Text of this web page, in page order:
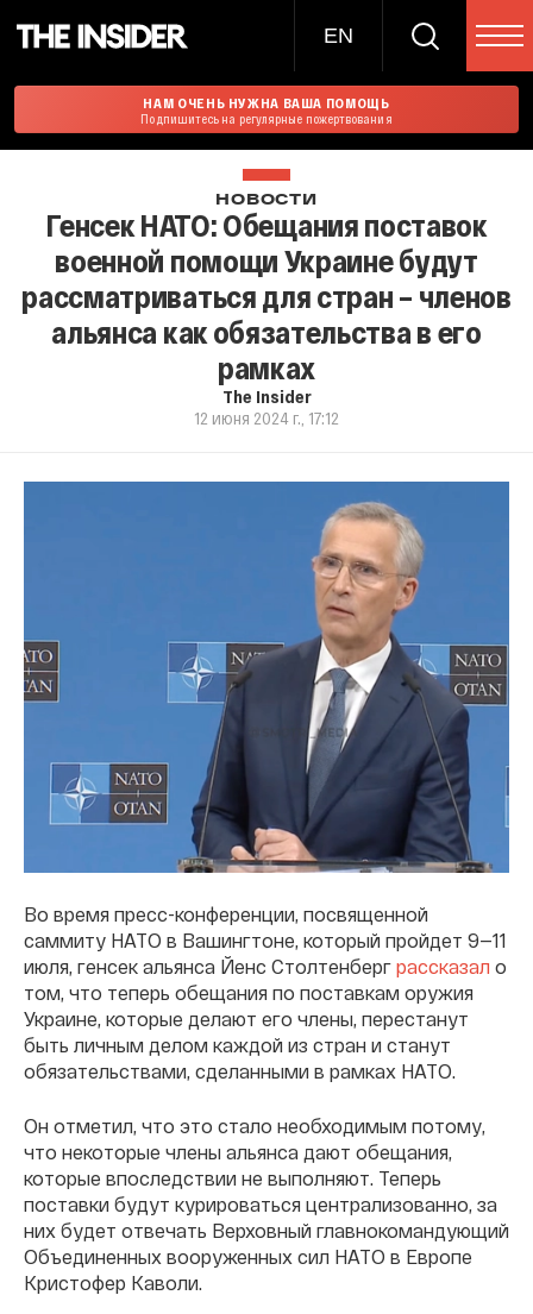
EN
НАМ ОЧЕНЬ НУЖНА ВАША ПОМОЩЬ
Подпишитесь на регулярные пожертвования
НОВОСТИ
Генсек НАТО: Обещания поставок
военной помощи Украине будут
рассматриваться для стран – членов
альянса как обязательства в его
рамках
The Insider
12 июня 2024 г., 17:12
Во время пресс-конференции, посвященной
саммиту НАТО в Вашингтоне, который пройдет 9—11
июля, генсек альянса Йенс Столтенберг рассказал о
том, что теперь обещания по поставкам оружия
Украине, которые делают его члены, перестанут
быть личным делом каждой из стран и станут
обязательствами, сделанными в рамках НАТО.
Он отметил, что это стало необходимым потому,
что некоторые члены альянса дают обещания,
которые впоследствии не выполняют. Теперь
поставки будут курироваться централизованно, за
них будет отвечать Верховный главнокомандующий
Объединенных вооруженных сил НАТО в Европе
Кристофер Каволи.